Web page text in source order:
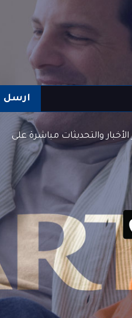
ارسل
والتحديثات مباشرة على